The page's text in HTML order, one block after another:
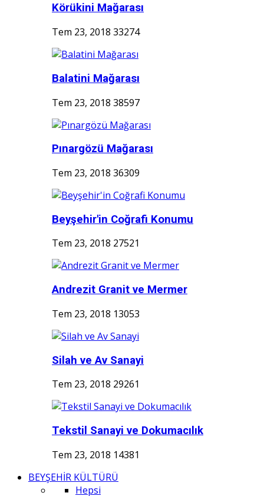
Körükini Mağarası
Tem 23, 2018 33274
Balatini Mağarası
Tem 23, 2018 38597
Pınargözü Mağarası
Tem 23, 2018 36309
Beyşehir'in Coğrafi Konumu
Tem 23, 2018 27521
Andrezit Granit ve Mermer
Tem 23, 2018 13053
Silah ve Av Sanayi
Tem 23, 2018 29261
Tekstil Sanayi ve Dokumacılık
Tem 23, 2018 14381
BEYŞEHİR KÜLTÜRÜ
Hepsi